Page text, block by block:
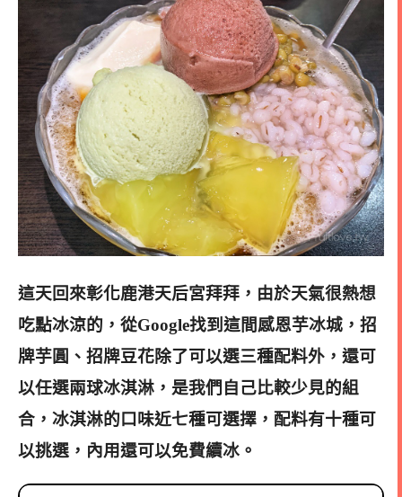
這天回來彰化鹿港天后宮拜拜，由於天氣很熱想
吃點冰涼的，從Google找到這間感恩芋冰城，招
牌芋圓、招牌豆花除了可以選三種配料外，還可
以任選兩球冰淇淋，是我們自己比較少見的組
合，冰淇淋的口味近七種可選擇，配料有十種可
以挑選，內用還可以免費續冰。